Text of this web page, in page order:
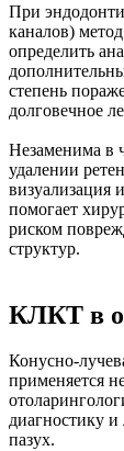
При
каналов)
определить
степень
долговечное
Незаменима в
удалении
визуализация
помогает
риском
структур.
КЛКТ в
Конусно-
применяется
диагностику и
пазух.